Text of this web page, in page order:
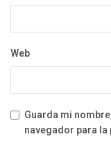
Web
Guarda mi
navegador para